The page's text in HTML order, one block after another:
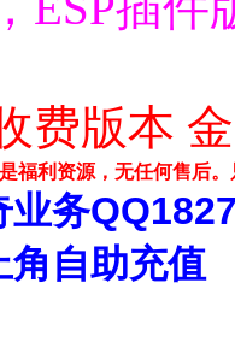
费版本
福利资源，无任何售后
业务
角自助充值